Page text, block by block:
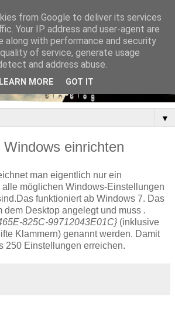
▼
einrichten
man eigentlich nur ein
möglichen Windows-Einstellungen
funktioniert ab Windows 7. Das
dem Desktop angelegt und muss .
825C-99712043E01C} (inklusive
Klammern) genannt werden. Damit
250 Einstellungen erreichen.
from Google to deliver its services
Your IP address and user-agent are
along with performance and security
of service, generate usage
and address abuse.
LEARN MORE GOT IT